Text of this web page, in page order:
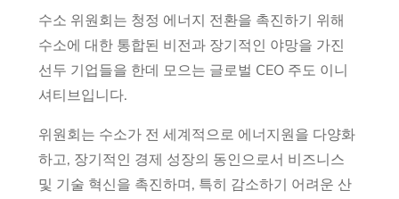
수소 위원회는 청정 에너지 전환을 촉진하기 위해
수소에 대한 통합된 비전과 장기적인 야망을 가진
선두 기업들을 한데 모으는 글로벌 CEO 주도 이니
셔티브입니다.
위원회는 수소가 전 세계적으로 에너지원을 다양화
하고, 장기적인 경제 성장의 동인으로서 비즈니스
및 기술 혁신을 촉진하며, 특히 감소하기 어려운 산